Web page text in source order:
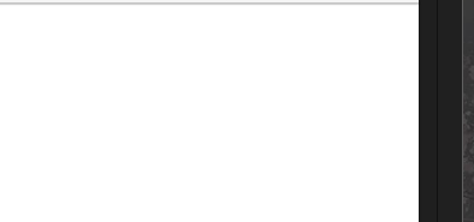
список
Маркированный список
Вставить ссылку
Вставить защищенную ссылку
Вставить смайлик
Вставка скрытого текста
Вставка цитаты
Вставка спойлера